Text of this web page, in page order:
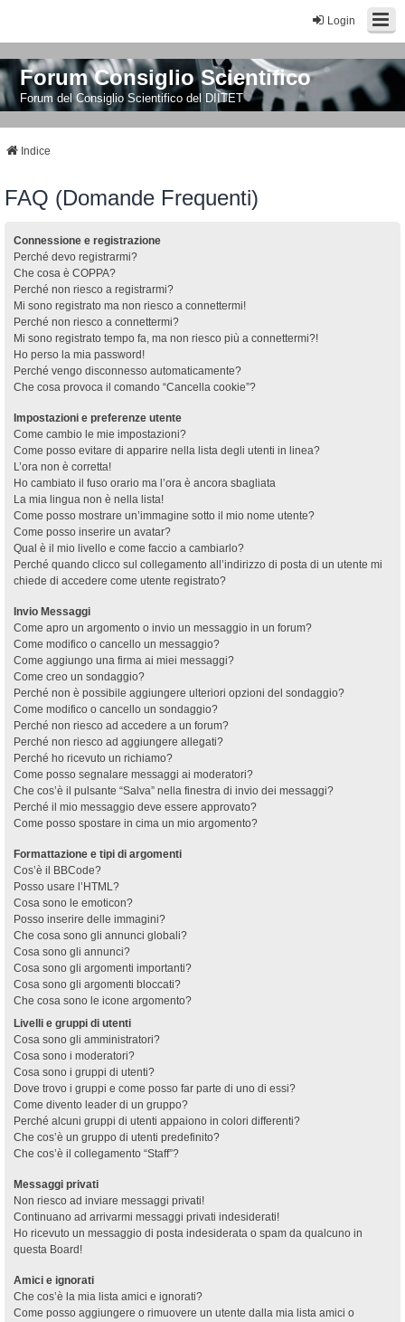
Login
Forum Consiglio Scientifico
Forum del Consiglio Scientifico del DIITET
Indice
FAQ (Domande Frequenti)
Connessione e registrazione
Perché devo registrarmi?
Che cosa è COPPA?
Perché non riesco a registrarmi?
Mi sono registrato ma non riesco a connettermi!
Perché non riesco a connettermi?
Mi sono registrato tempo fa, ma non riesco più a connettermi?!
Ho perso la mia password!
Perché vengo disconnesso automaticamente?
Che cosa provoca il comando “Cancella cookie”?
Impostazioni e preferenze utente
Come cambio le mie impostazioni?
Come posso evitare di apparire nella lista degli utenti in linea?
L’ora non è corretta!
Ho cambiato il fuso orario ma l’ora è ancora sbagliata
La mia lingua non è nella lista!
Come posso mostrare un’immagine sotto il mio nome utente?
Come posso inserire un avatar?
Qual è il mio livello e come faccio a cambiarlo?
Perché quando clicco sul collegamento all’indirizzo di posta di un utente mi
chiede di accedere come utente registrato?
Invio Messaggi
Come apro un argomento o invio un messaggio in un forum?
Come modifico o cancello un messaggio?
Come aggiungo una firma ai miei messaggi?
Come creo un sondaggio?
Perché non è possibile aggiungere ulteriori opzioni del sondaggio?
Come modifico o cancello un sondaggio?
Perché non riesco ad accedere a un forum?
Perché non riesco ad aggiungere allegati?
Perché ho ricevuto un richiamo?
Come posso segnalare messaggi ai moderatori?
Che cos’è il pulsante “Salva” nella finestra di invio dei messaggi?
Perché il mio messaggio deve essere approvato?
Come posso spostare in cima un mio argomento?
Formattazione e tipi di argomenti
Cos’è il BBCode?
Posso usare l’HTML?
Cosa sono le emoticon?
Posso inserire delle immagini?
Che cosa sono gli annunci globali?
Cosa sono gli annunci?
Cosa sono gli argomenti importanti?
Cosa sono gli argomenti bloccati?
Che cosa sono le icone argomento?
Livelli e gruppi di utenti
Cosa sono gli amministratori?
Cosa sono i moderatori?
Cosa sono i gruppi di utenti?
Dove trovo i gruppi e come posso far parte di uno di essi?
Come divento leader di un gruppo?
Perché alcuni gruppi di utenti appaiono in colori differenti?
Che cos’è un gruppo di utenti predefinito?
Che cos’è il collegamento “Staff”?
Messaggi privati
Non riesco ad inviare messaggi privati!
Continuano ad arrivarmi messaggi privati indesiderati!
Ho ricevuto un messaggio di posta indesiderata o spam da qualcuno in
questa Board!
Amici e ignorati
Che cos’è la mia lista amici e ignorati?
Come posso aggiungere o rimuovere un utente dalla mia lista amici o